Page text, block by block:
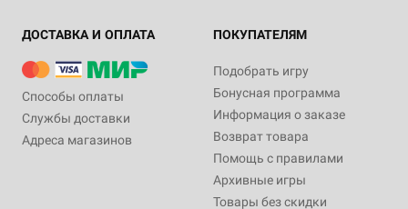
ДОСТАВКА И ОПЛАТА
Способы оплаты
Службы доставки
Адреса магазинов
ПОКУПАТЕЛЯМ
Подобрать игру
Бонусная программа
Информация о заказе
Возврат товара
Помощь с правилами
Архивные игры
Товары без скидки